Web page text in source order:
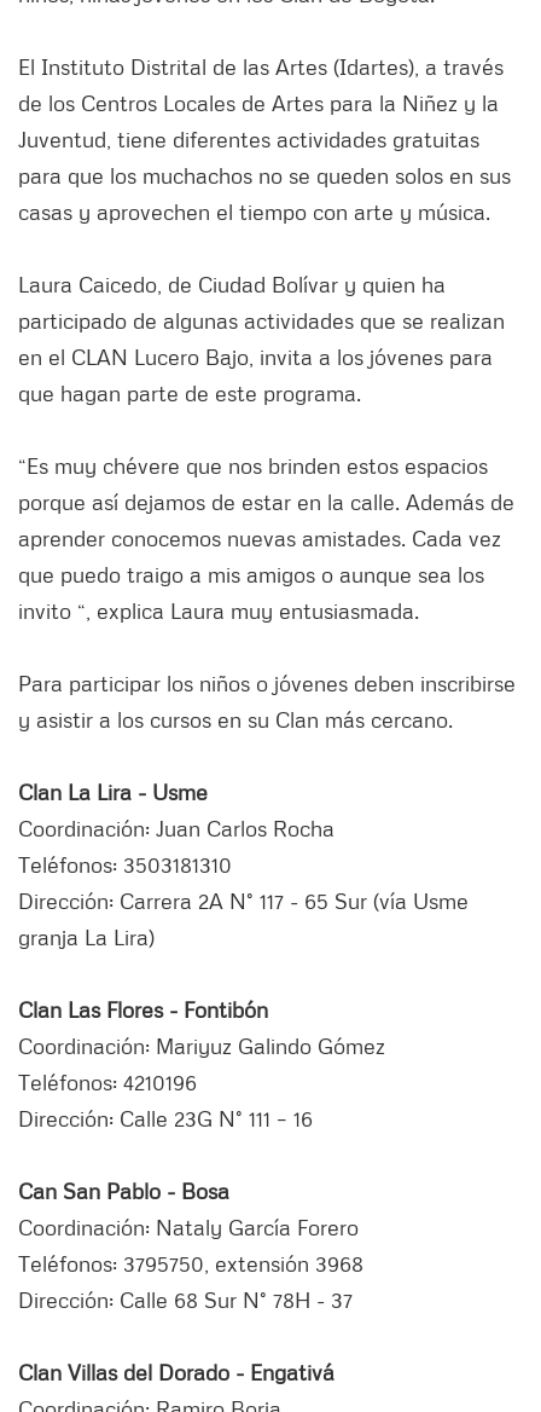
El Instituto Distrital de las Artes (Idartes), a través
de los Centros Locales de Artes para la Niñez y la
Juventud, tiene diferentes actividades gratuitas
para que los muchachos no se queden solos en sus
casas y aprovechen el tiempo con arte y música.
Laura Caicedo, de Ciudad Bolívar y quien ha
participado de algunas actividades que se realizan
en el CLAN Lucero Bajo, invita a los jóvenes para
que hagan parte de este programa.
“Es muy chévere que nos brinden estos espacios
porque así dejamos de estar en la calle. Además de
aprender conocemos nuevas amistades. Cada vez
que puedo traigo a mis amigos o aunque sea los
invito “, explica Laura muy entusiasmada.
Para participar los niños o jóvenes deben inscribirse
y asistir a los cursos en su Clan más cercano.
Clan La Lira - Usme
Coordinación: Juan Carlos Rocha
Teléfonos: 3503181310
Dirección: Carrera 2A N° 117 - 65 Sur (vía Usme
granja La Lira)
Clan Las Flores - Fontibón
Coordinación: Mariyuz Galindo Gómez
Teléfonos: 4210196
Dirección: Calle 23G N° 111 – 16
Can San Pablo - Bosa
Coordinación: Nataly García Forero
Teléfonos: 3795750, extensión 3968
Dirección: Calle 68 Sur N° 78H - 37
Clan Villas del Dorado - Engativá